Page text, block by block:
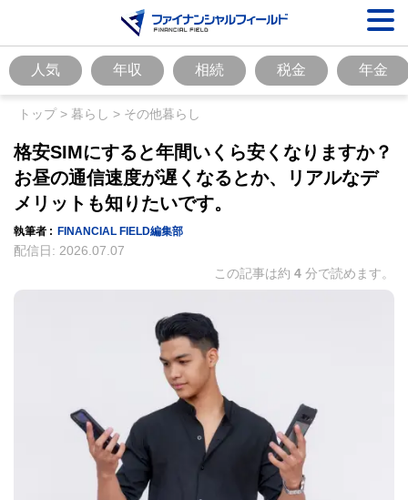
人気 年収 相続 税金 年金
トップ> 暮らし > その他暮らし
格安SIMにすると年間いくら安くなりますか？
お昼の通信速度が遅くなるとか、リアルなデ
メリットも知りたいです。
執筆者 : FINANCIAL FIELD編集部
配信日: 2026.07.07
この記事は約 4 分で読めます。